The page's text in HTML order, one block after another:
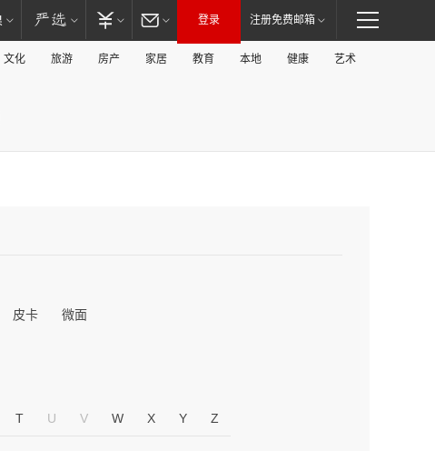
登录 注册免费邮箱
文化 旅游 房产 家居 教育 本地 健康 艺术
皮卡 微面
T U V W X Y Z